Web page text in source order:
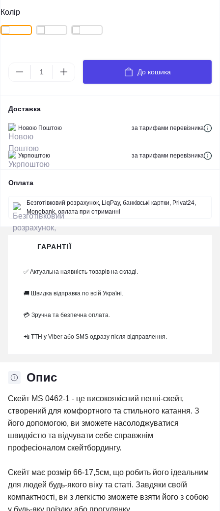
Колір
До кошика
Доставка
Новою Поштою за тарифами перевізника
Укрпоштою за тарифами перевізника
Оплата
Безготівковий розрахунок, LiqPay, банківські картки, Privat24,
Monobank, оплата при отриманні
Опис
Скейт MS 0462-1 - це високоякісний пенні-скейт,
створений для комфортного та стильного катання. З
його допомогою, ви зможете насолоджуватися
швидкістю та відчувати себе справжнім
професіоналом скейтбордингу.
Скейт має розмір 66-17,5см, що робить його ідеальним
для людей будь-якого віку та статі. Завдяки своїй
компактності, ви з легкістю зможете взяти його з собою
у будь-яку поїздку або прогулянку.
ГАРАНТІЇ
✅ Актуальна наявність товарів на складі.
🚚 Швидка відправка по всій Україні.
💳 Зручна та безпечна оплата.
📲 ТТН у Viber або SMS одразу після відправлення.